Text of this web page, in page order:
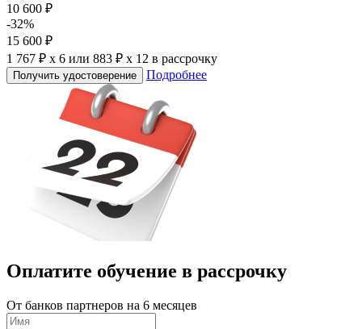
10 600 ₽
-32%
15 600 ₽
1 767 ₽ x 6 или 883 ₽ x 12 в рассрочку
Получить удостоверение Подробнее
Оплатите обучение в рассрочку
От банков партнеров на 6 месяцев